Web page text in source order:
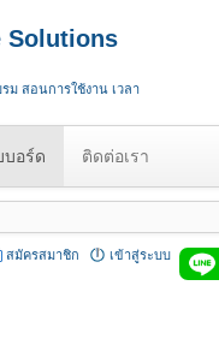
Solutions
ม สอนการใช้งาน เวลา
บอร์ด ติดต่อเรา
เข้าสู่ระบบ
สมัครสมาชิก